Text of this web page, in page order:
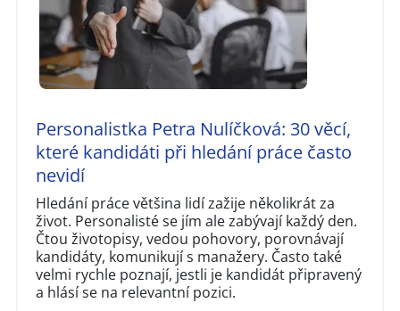
Personalistka Petra Nulíčková: 30 věcí,
které kandidáti při hledání práce často
nevidí
Hledání práce většina lidí zažije několikrát za
život. Personalisté se jím ale zabývají každý den.
Čtou životopisy, vedou pohovory, porovnávají
kandidáty, komunikují s manažery. Často také
velmi rychle poznají, jestli je kandidát připravený
a hlásí se na relevantní pozici.